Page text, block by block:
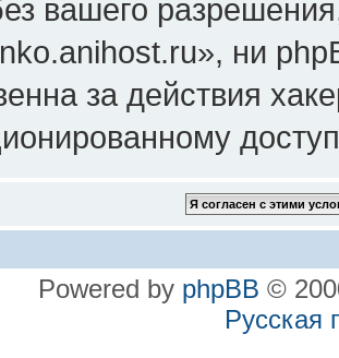
вашего
ни
за действия
Powered by phpBB ©
Русская